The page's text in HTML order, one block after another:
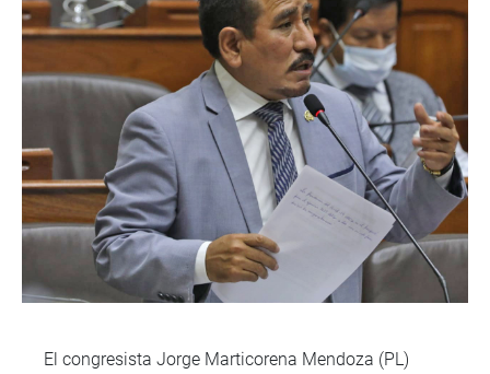
El congresista Jorge Marticorena Mendoza (PL)